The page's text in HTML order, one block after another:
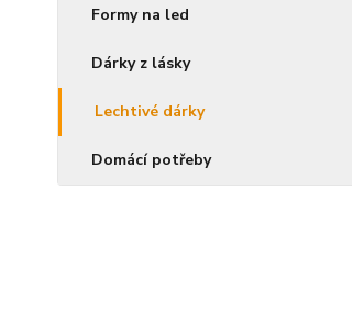
Formy na led
Dárky z lásky
Lechtivé dárky
Domácí potřeby